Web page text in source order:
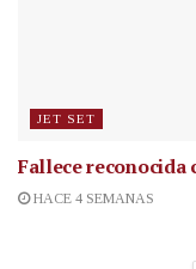
JET SET
Fallece reconocida
HACE 4 SEMANAS